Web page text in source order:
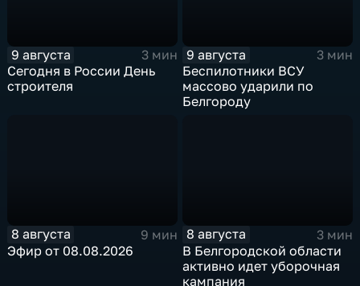
9 августа
3 мин
Сегодня в России День
строителя
9 августа
3 мин
Беспилотники ВСУ
массово ударили по
Белгороду
8 августа
9 мин
Эфир от 08.08.2026
8 августа
3 мин
В Белгородской области
активно идет уборочная
кампания